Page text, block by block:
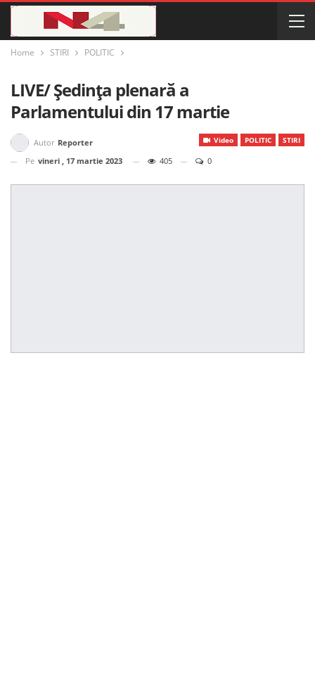
Home STIRI POLITIC
LIVE/ Ședința plenară a
Parlamentului din 17 martie
Video POLITIC STIRI
Autor Reporter
Pe vineri , 17 martie 2023 405 0